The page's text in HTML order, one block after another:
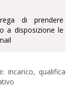
di prendere
a disposizione le
incarico, qualifica